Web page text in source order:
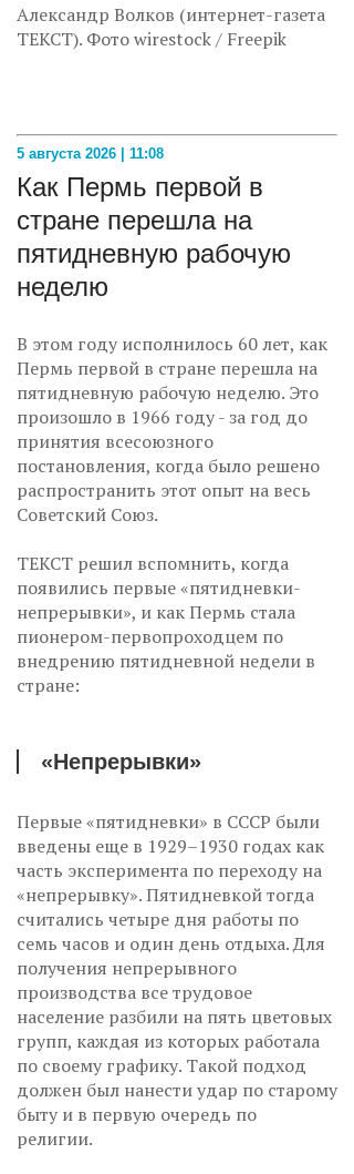
Александр Волков (интернет-газета
ТЕКСТ). Фото wirestock / Freepik
5 августа 2026 | 11:08
Как Пермь первой в
стране перешла на
пятидневную рабочую
неделю
В этом году исполнилось 60 лет, как
Пермь первой в стране перешла на
пятидневную рабочую неделю. Это
произошло в 1966 году - за год до
принятия всесоюзного
постановления, когда было решено
распространить этот опыт на весь
Советский Союз.
ТЕКСТ решил вспомнить, когда
появились первые «пятидневки-
непрерывки», и как Пермь стала
пионером-первопроходцем по
внедрению пятидневной недели в
стране:
«Непрерывки»
Первые «пятидневки» в СССР были
введены еще в 1929–1930 годах как
часть эксперимента по переходу на
«непрерывку». Пятидневкой тогда
считались четыре дня работы по
семь часов и один день отдыха. Для
получения непрерывного
производства все трудовое
население разбили на пять цветовых
групп, каждая из которых работала
по своему графику. Такой подход
должен был нанести удар по старому
быту и в первую очередь по
религии.